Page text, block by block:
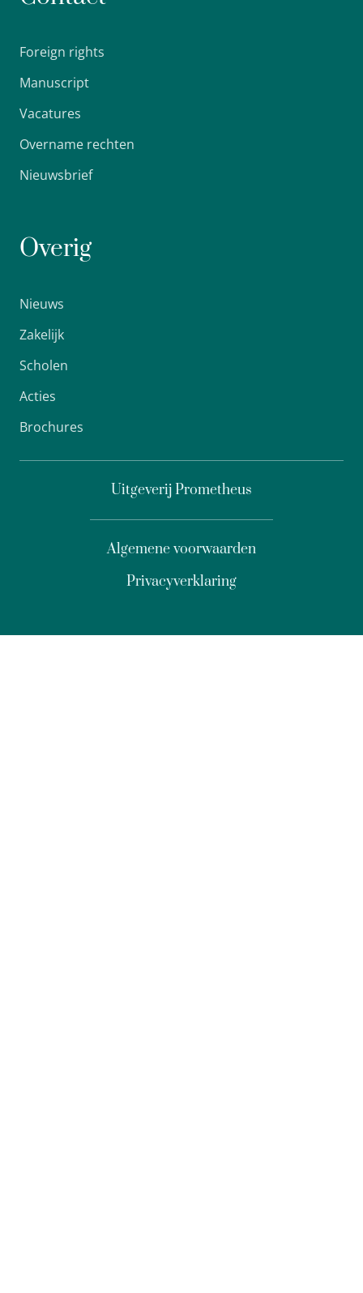
Foreign rights
Manuscript
Vacatures
Overname rechten
Nieuwsbrief
Overig
Nieuws
Zakelijk
Scholen
Acties
Brochures
Uitgeverij Prometheus
Privacyverklaring
Algemene voorwaarden